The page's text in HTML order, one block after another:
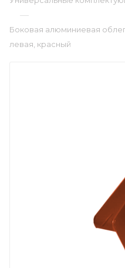
—
Боковая алюминиевая
левая, красный